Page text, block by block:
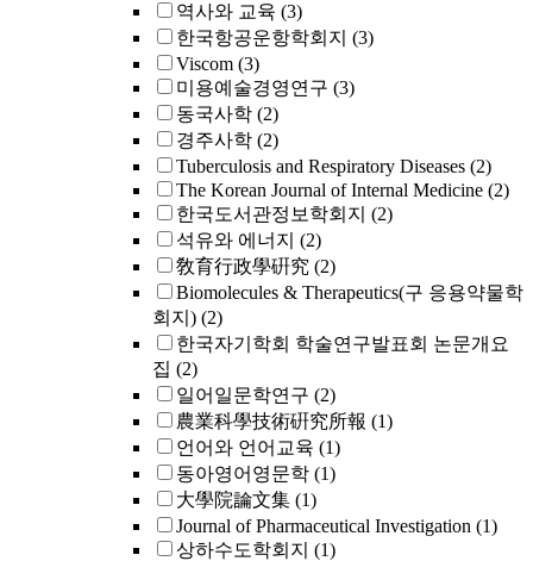
역사와 교육 (3)
한국항공운항학회지 (3)
Viscom (3)
미용예술경영연구 (3)
동국사학 (2)
경주사학 (2)
Tuberculosis and Respiratory Diseases (2)
The Korean Journal of Internal Medicine (2)
한국도서관정보학회지 (2)
석유와 에너지 (2)
敎育行政學硏究 (2)
Biomolecules & Therapeutics(구 응용약물학
회지) (2)
한국자기학회 학술연구발표회 논문개요
집 (2)
일어일문학연구 (2)
農業科學技術硏究所報 (1)
언어와 언어교육 (1)
동아영어영문학 (1)
大學院論文集 (1)
Journal of Pharmaceutical Investigation (1)
상하수도학회지 (1)